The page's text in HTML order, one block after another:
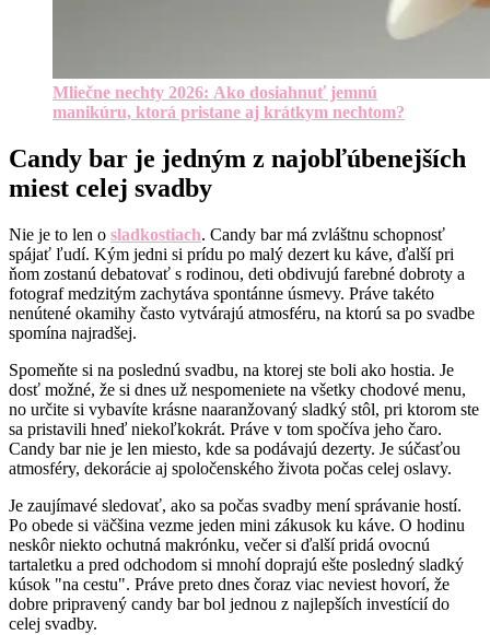
Mliečne nechty 2026: Ako dosiahnuť jemnú
manikúru, ktorá pristane aj krátkym nechtom?
Candy bar je jedným z najobľúbenejších
miest celej svadby
Nie je to len o sladkostiach. Candy bar má zvláštnu schopnosť
spájať ľudí. Kým jedni si prídu po malý dezert ku káve, ďalší pri
ňom zostanú debatovať s rodinou, deti obdivujú farebné dobroty a
fotograf medzitým zachytáva spontánne úsmevy. Práve takéto
nenútené okamihy často vytvárajú atmosféru, na ktorú sa po svadbe
spomína najradšej.
Spomeňte si na poslednú svadbu, na ktorej ste boli ako hostia. Je
dosť možné, že si dnes už nespomeniete na všetky chodové menu,
no určite si vybavíte krásne naaranžovaný sladký stôl, pri ktorom ste
sa pristavili hneď niekoľkokrát. Práve v tom spočíva jeho čaro.
Candy bar nie je len miesto, kde sa podávajú dezerty. Je súčasťou
atmosféry, dekorácie aj spoločenského života počas celej oslavy.
Je zaujímavé sledovať, ako sa počas svadby mení správanie hostí.
Po obede si väčšina vezme jeden mini zákusok ku káve. O hodinu
neskôr niekto ochutná makrónku, večer si ďalší pridá ovocnú
tartaletku a pred odchodom si mnohí doprajú ešte posledný sladký
kúsok "na cestu". Práve preto dnes čoraz viac neviest hovorí, že
dobre pripravený candy bar bol jednou z najlepších investícií do
celej svadby.